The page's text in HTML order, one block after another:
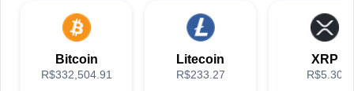
Bitcoin
R$332,504.91
Litecoin
R$233.27
XRP
R$5.30